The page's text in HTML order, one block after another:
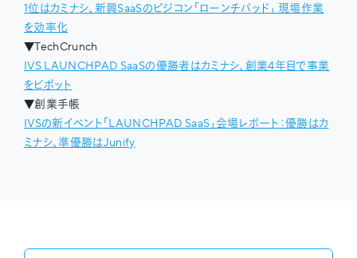
1位はカミナシ、新興SaaSのビジコン「ローンチパッド」 現場作業
を効率化
▼TechCrunch
IVS LAUNCHPAD SaaSの優勝者はカミナシ、創業4年目で事業
をピボット
▼創業手帳
IVSの新イベント「LAUNCHPAD SaaS」会場レポート：優勝はカ
ミナシ、準優勝はJunify